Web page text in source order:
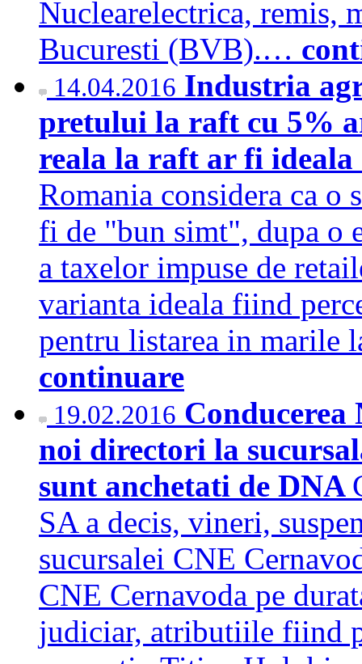
Nuclearelectrica, remis,
Bucuresti (BVB).…
14.04.2016 Industria
pretului la raft cu 5%
reala la raft ar fi ideala
Romania considera ca o
fi de "bun simt", dupa o
a taxelor impuse de
varianta ideala fiind
pentru listarea in marile
continuare
19.02.2016 Conducerea
noi directori la
sunt anchetati de DNA
SA a decis, vineri,
sucursalei CNE
CNE Cernavoda pe
judiciar, atributiile fiind